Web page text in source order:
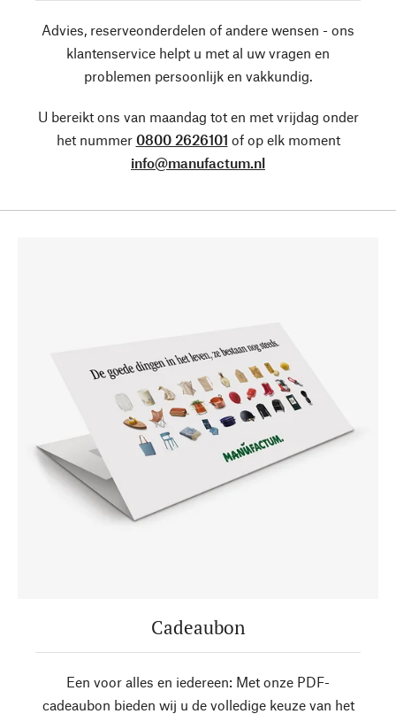
Advies, reserveonderdelen of andere wensen - ons
klantenservice helpt u met al uw vragen en
problemen persoonlijk en vakkundig.
U bereikt ons van maandag tot en met vrijdag onder
het nummer 0800 2626101 of op elk moment
info@manufactum.nl
Cadeaubon
Een voor alles en iedereen: Met onze PDF-
cadeaubon bieden wij u de volledige keuze van het